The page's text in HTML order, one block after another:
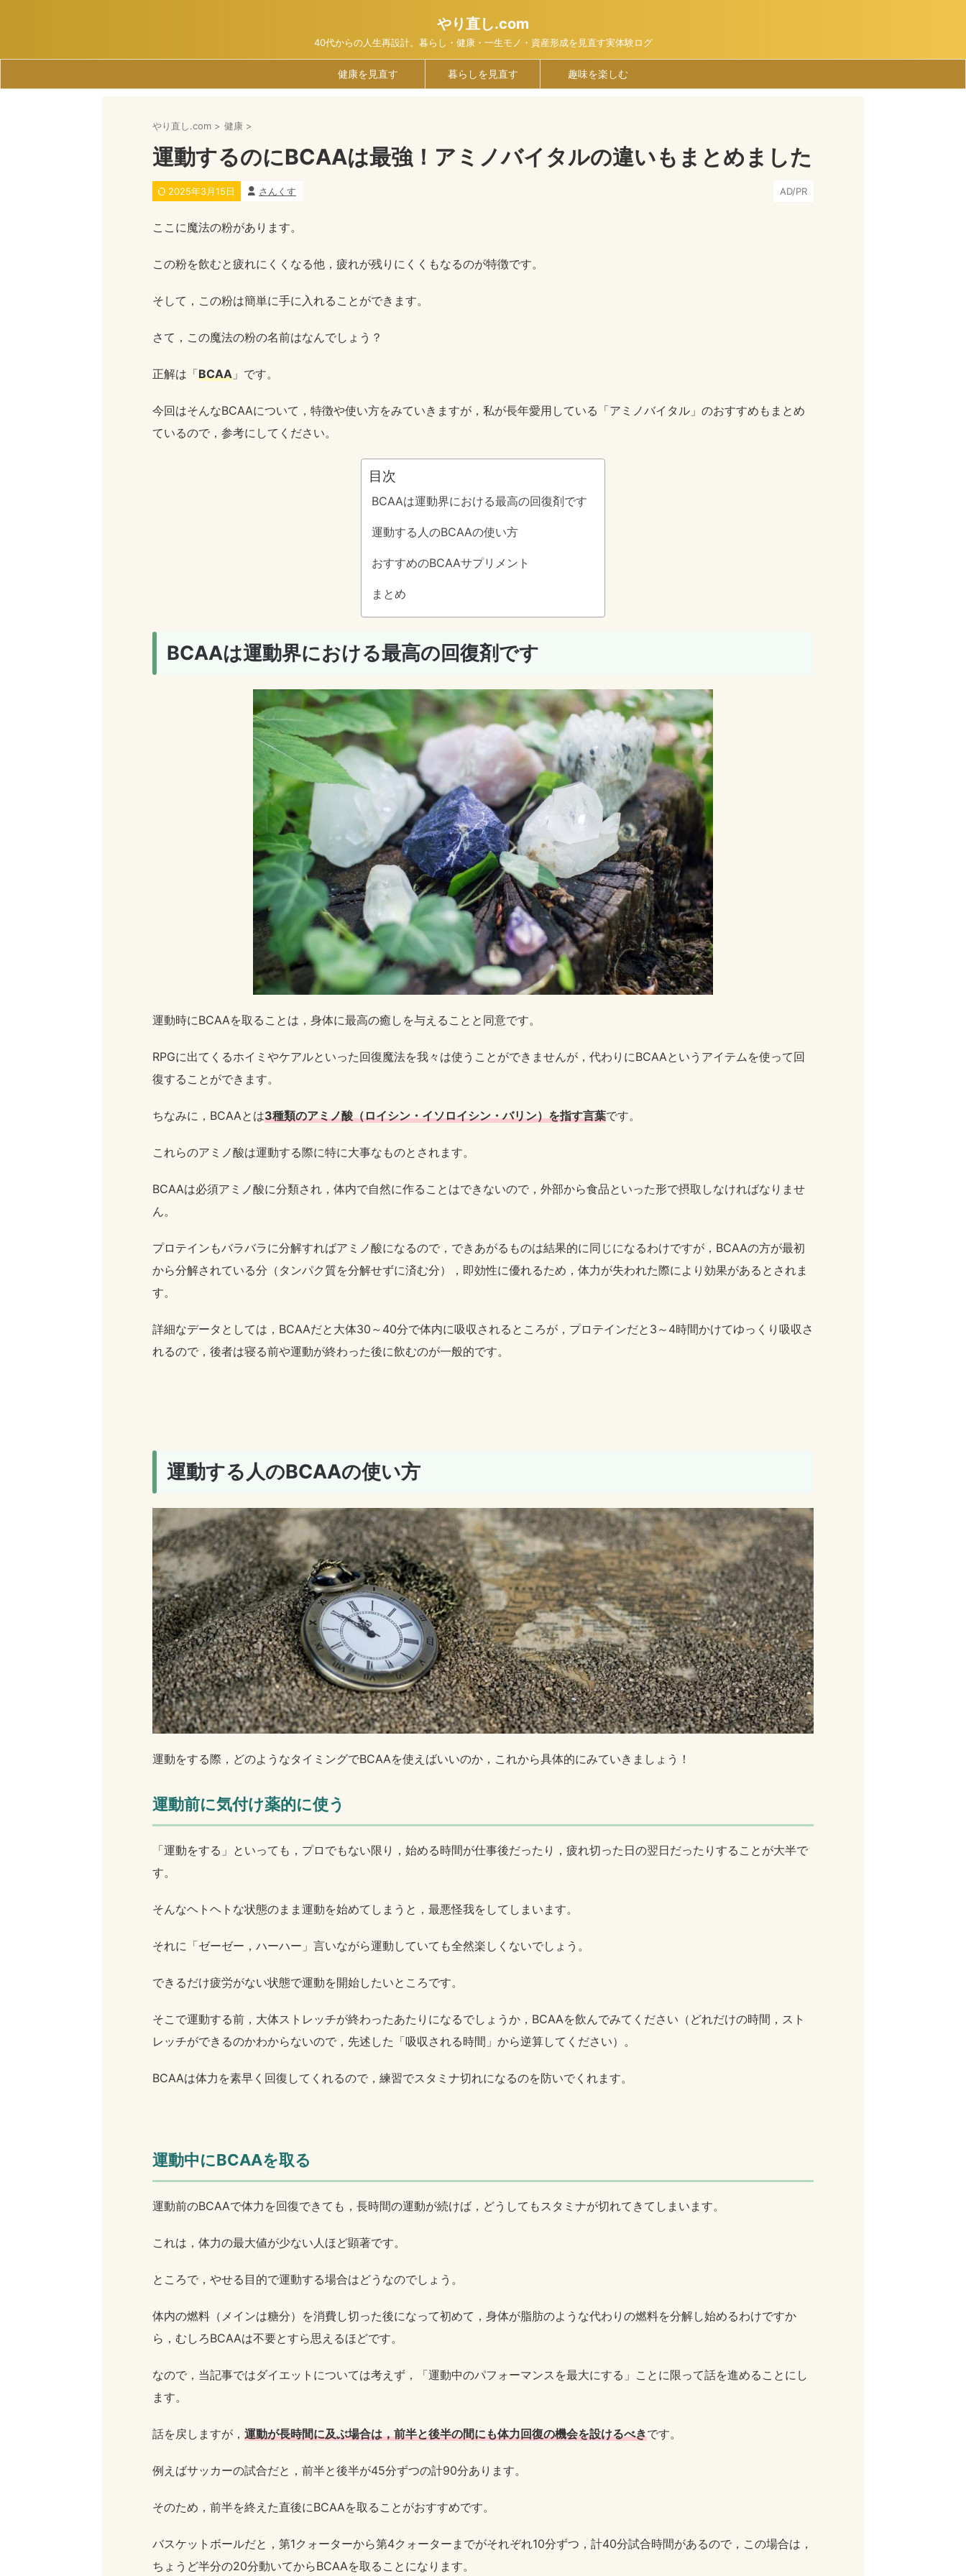
やり直し.com
40代からの人生再設計。暮らし・健康・一生モノ・資産形成を見直す実体験ログ
健康を見直す 暮らしを見直す 趣味を楽しむ
やり直し.com > 健康 >
運動するのにBCAAは最強！アミノバイタルの違いもまとめました
2025年3月15日 さんくす AD/PR
ここに魔法の粉があります。
この粉を飲むと疲れにくくなる他，疲れが残りにくくもなるのが特徴です。
そして，この粉は簡単に手に入れることができます。
さて，この魔法の粉の名前はなんでしょう？
正解は「BCAA 」です。
今回はそんなBCAAについて，特徴や使い方をみていきますが，私が長年愛用している「アミノバイタル」のおすすめもまとめ
ているので，参考にしてください。
目次
BCAAは運動界における最高の回復剤です
運動する人のBCAAの使い方
おすすめのBCAAサプリメント
まとめ
BCAAは運動界における最高の回復剤です
運動時にBCAAを取ることは，身体に最高の癒しを与えることと同意です。
RPGに出てくるホイミやケアルといった回復魔法を我々は使うことができませんが，代わりにBCAAというアイテムを使って回
復することができます。
ちなみに，BCAAとは3種類のアミノ酸（ロイシン・イソロイシン・バリン）を指す言葉です。
これらのアミノ酸は運動する際に特に大事なものとされます。
BCAAは必須アミノ酸に分類され，体内で自然に作ることはできないので，外部から食品といった形で摂取しなければなりませ
ん。
プロテインもバラバラに分解すればアミノ酸になるので，できあがるものは結果的に同じになるわけですが，BCAAの方が最初
から分解されている分（タンパク質を分解せずに済む分），即効性に優れるため，体力が失われた際により効果があるとされま
す。
詳細なデータとしては，BCAAだと大体30～40分で体内に吸収されるところが，プロテインだと3～4時間かけてゆっくり吸収さ
れるので，後者は寝る前や運動が終わった後に飲むのが一般的です。
運動する人のBCAAの使い方
運動をする際，どのようなタイミングでBCAAを使えばいいのか，これから具体的にみていきましょう！
運動前に気付け薬的に使う
「運動をする」といっても，プロでもない限り，始める時間が仕事後だったり，疲れ切った日の翌日だったりすることが大半で
す。
そんなヘトヘトな状態のまま運動を始めてしまうと，最悪怪我をしてしまいます。
それに「ゼーゼー，ハーハー」言いながら運動していても全然楽しくないでしょう。
できるだけ疲労がない状態で運動を開始したいところです。
そこで運動する前，大体ストレッチが終わったあたりになるでしょうか，BCAAを飲んでみてください（どれだけの時間，スト
レッチができるのかわからないので，先述した「吸収される時間」から逆算してください）。
BCAAは体力を素早く回復してくれるので，練習でスタミナ切れになるのを防いでくれます。
運動中にBCAAを取る
運動前のBCAAで体力を回復できても，長時間の運動が続けば，どうしてもスタミナが切れてきてしまいます。
これは，体力の最大値が少ない人ほど顕著です。
ところで，やせる目的で運動する場合はどうなのでしょう。
体内の燃料（メインは糖分）を消費し切った後になって初めて，身体が脂肪のような代わりの燃料を分解し始めるわけですか
ら，むしろBCAAは不要とすら思えるほどです。
なので，当記事ではダイエットについては考えず，「運動中のパフォーマンスを最大にする」ことに限って話を進めることにし
ます。
話を戻しますが， 運動が長時間に及ぶ場合は，前半と後半の間にも体力回復の機会を設けるべきです。
例えばサッカーの試合だと，前半と後半が45分ずつの計90分あります。
そのため，前半を終えた直後にBCAAを取ることがおすすめです。
バスケットボールだと，第1クォーターから第4クォーターまでがそれぞれ10分ずつ，計40分試合時間があるので，この場合は，
ちょうど半分の20分動いてからBCAAを取ることになります。